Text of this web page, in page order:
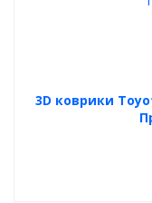
3D коврики